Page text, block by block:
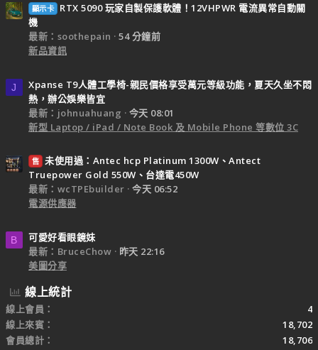
顯示卡
RTX 5090 玩家自製保護軟體！12VHPWR 電流異常自動關
機
最新：soothepain
54 分鐘前
新品資訊
J
Xpanse T9人體工學椅-親民價格享受萬元等級功能，夏天久坐不悶
熱，辦公娛樂皆宜
最新：johnuahuang
今天 08:01
新型 Laptop / iPad / Note Book 及 Mobile Phone 等數位 3C
售 未使用過：Antec hcp Platinum 1300W、Antect
Truepower Gold 550W、台達電450W
最新：wcTPEbuilder
今天 06:52
電源供應器
B
可愛好看眼鏡妹
最新：BruceChow
昨天 22:16
美圖分享
線上統計
線上會員
4
線上來賓
18,702
會員總計
18,706